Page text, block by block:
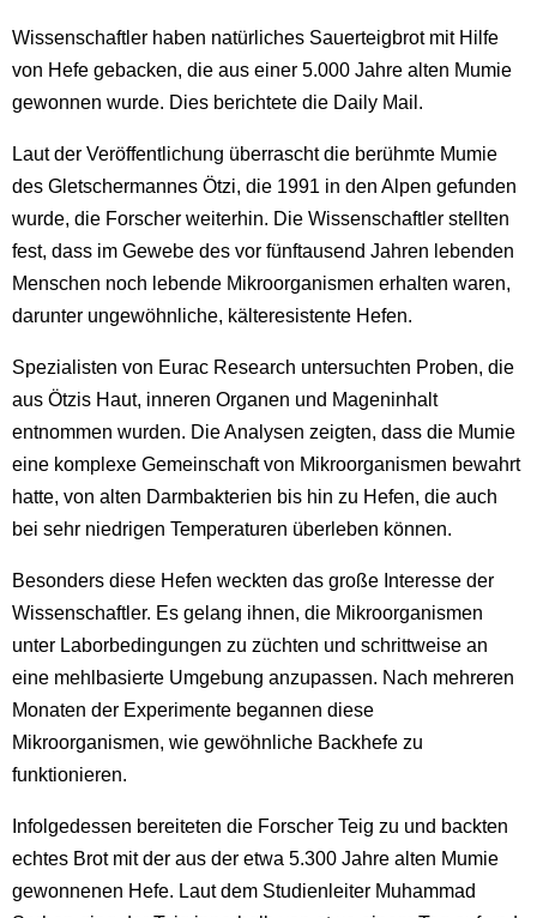
Wissenschaftler haben natürliches Sauerteigbrot mit Hilfe
von Hefe gebacken, die aus einer 5.000 Jahre alten Mumie
gewonnen wurde. Dies berichtete die Daily Mail.
Laut der Veröffentlichung überrascht die berühmte Mumie
des Gletschermannes Ötzi, die 1991 in den Alpen gefunden
wurde, die Forscher weiterhin. Die Wissenschaftler stellten
fest, dass im Gewebe des vor fünftausend Jahren lebenden
Menschen noch lebende Mikroorganismen erhalten waren,
darunter ungewöhnliche, kälteresistente Hefen.
Spezialisten von Eurac Research untersuchten Proben, die
aus Ötzis Haut, inneren Organen und Mageninhalt
entnommen wurden. Die Analysen zeigten, dass die Mumie
eine komplexe Gemeinschaft von Mikroorganismen bewahrt
hatte, von alten Darmbakterien bis hin zu Hefen, die auch
bei sehr niedrigen Temperaturen überleben können.
Besonders diese Hefen weckten das große Interesse der
Wissenschaftler. Es gelang ihnen, die Mikroorganismen
unter Laborbedingungen zu züchten und schrittweise an
eine mehlbasierte Umgebung anzupassen. Nach mehreren
Monaten der Experimente begannen diese
Mikroorganismen, wie gewöhnliche Backhefe zu
funktionieren.
Infolgedessen bereiteten die Forscher Teig zu und backten
echtes Brot mit der aus der etwa 5.300 Jahre alten Mumie
gewonnenen Hefe. Laut dem Studienleiter Muhammad